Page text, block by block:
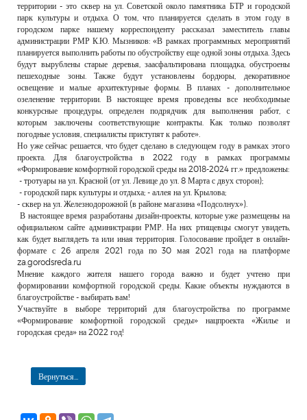
территории - это сквер на ул. Советской около памятника БТР и городской
парк культуры и отдыха. О том, что планируется сделать в этом году в
городском парке нашему корреспонденту рассказал заместитель главы
администрации РМР К.Ю. Мызников: «В рамках программных мероприятий
планируется выполнить работы по обустройству еще одной зоны отдыха. Здесь
будут вырублены старые деревья, заасфальтирована площадка, обустроены
пешеходные зоны. Также будут установлены бордюры, декоративное
освещение и малые архитектурные формы. В планах - дополнительное
озеленение территории. В настоящее время проведены все необходимые
конкурсные процедуры, определен подрядчик для выполнения работ, с
которым заключены соответствующие контракты. Как только позволят
погодные условия, специалисты приступят к работе».
Но уже сейчас решается, что будет сделано в следующем году в рамках этого
проекта. Для благоустройства в 2022 году в рамках программы
«Формирование комфортной городской среды на 2018-2024 гг.» предложены:
- тротуары на ул. Красной (от ул. Левице до ул. 8 Марта с двух сторон);
- городской парк культуры и отдыха; - аллея на ул. Крылова;
- сквер на ул. Железнодорожной (в районе магазина «Подсолнух»).
В настоящее время разработаны дизайн-проекты, которые уже размещены на
официальном сайте администрации РМР. На них ртищевцы смогут увидеть,
как будет выглядеть та или иная территория. Голосование пройдет в онлайн-
формате с 26 апреля 2021 года по 30 мая 2021 года на платформе
za.gorodsreda.ru
Мнение каждого жителя нашего города важно и будет учтено при
формировании комфортной городской среды. Какие объекты нуждаются в
благоустройстве - выбирать вам!
Участвуйте в выборе территорий для благоустройства по программе
«Формирование комфортной городской среды» нацпроекта «Жилье и
городская среда» на 2022 год!
Вернуться...